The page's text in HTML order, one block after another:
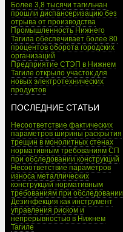
Более 3,8 тысячи тагильчан
прошли диспансеризацию без
отрыва от производства
Промышленность Нижнего
Тагила обеспечивает более 80
процентов оборота городских
организаций
Предприятие СТЭП в Нижнем
Тагиле открыло участок для
новых электротехнических
продуктов
ПОСЛЕДНИЕ СТАТЬИ
Несоответствие фактических
параметров ширины раскрытия
трещин в монолитных стенах
нормативным требованиям СП
при обследовании конструкций
Несоответствие параметров
износа металлических
конструкций нормативным
требованиям при обследовании
Дезинфекция как инструмент
управления риском и
непрерывностью в Нижнем
Тагиле